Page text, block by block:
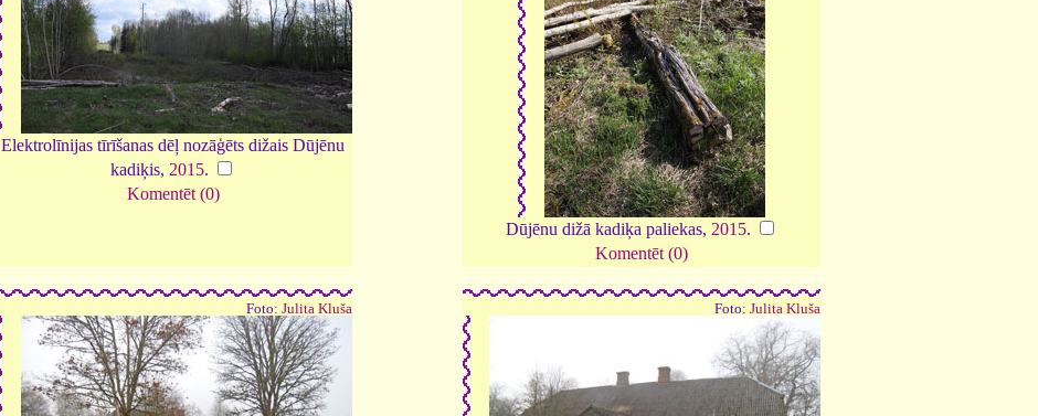
Elektrolīnijas tīrīšanas dēļ nozāģēts dižais Dūjēnu
kadiķis, 2015.
Komentēt (0)
Dūjēnu dižā kadiķa paliekas, 2015.
Komentēt (0)
Foto: Julita Kluša Foto: Julita Kluša